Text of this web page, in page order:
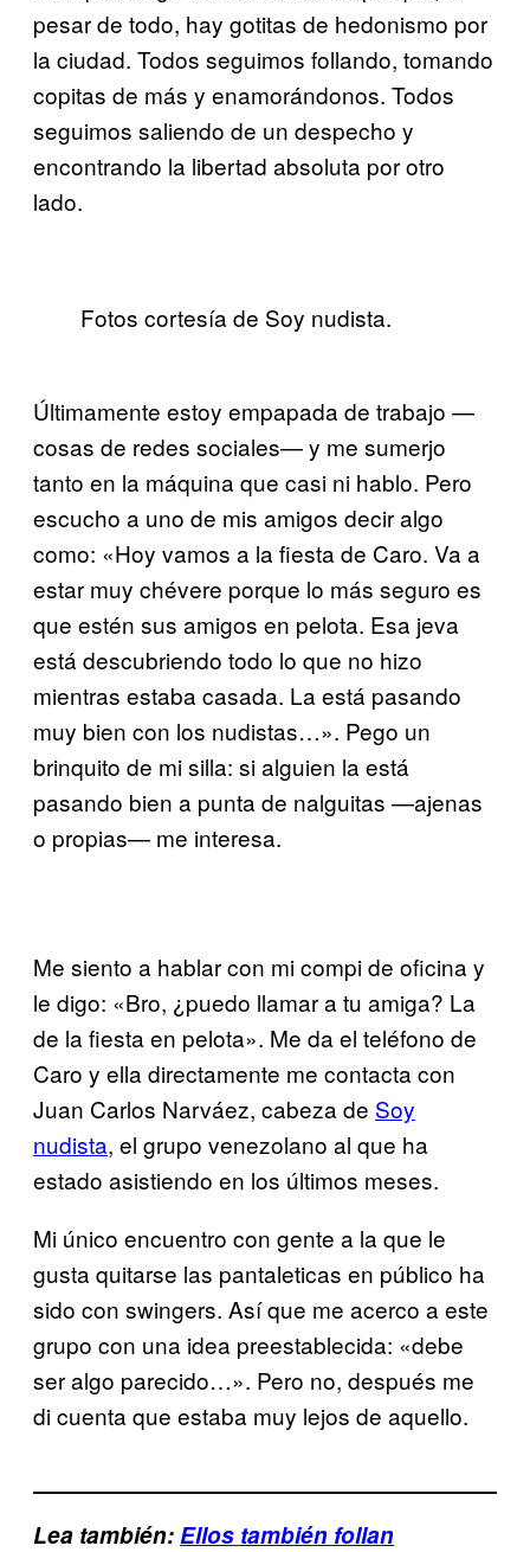
pesar de todo, hay gotitas de hedonismo por
la ciudad. Todos seguimos follando, tomando
copitas de más y enamorándonos. Todos
seguimos saliendo de un despecho y
encontrando la libertad absoluta por otro
lado.
Fotos cortesía de Soy nudista.
Últimamente estoy empapada de trabajo —
cosas de redes sociales— y me sumerjo
tanto en la máquina que casi ni hablo. Pero
escucho a uno de mis amigos decir algo
como: «Hoy vamos a la fiesta de Caro. Va a
estar muy chévere porque lo más seguro es
que estén sus amigos en pelota. Esa jeva
está descubriendo todo lo que no hizo
mientras estaba casada. La está pasando
muy bien con los nudistas…». Pego un
brinquito de mi silla: si alguien la está
pasando bien a punta de nalguitas —ajenas
o propias— me interesa.
Me siento a hablar con mi compi de oficina y
le digo: «Bro, ¿puedo llamar a tu amiga? La
de la fiesta en pelota». Me da el teléfono de
Caro y ella directamente me contacta con
Juan Carlos Narváez, cabeza de Soy
nudista, el grupo venezolano al que ha
estado asistiendo en los últimos meses.
Mi único encuentro con gente a la que le
gusta quitarse las pantaleticas en público ha
sido con swingers. Así que me acerco a este
grupo con una idea preestablecida: «debe
ser algo parecido…». Pero no, después me
di cuenta que estaba muy lejos de aquello.
Lea también:Ellos también follan